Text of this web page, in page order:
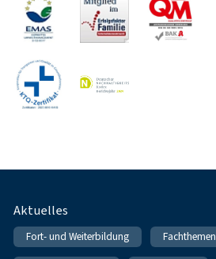
Fußnavigation
Aktuelles
Fort- und Weiterbildung Fachthemen